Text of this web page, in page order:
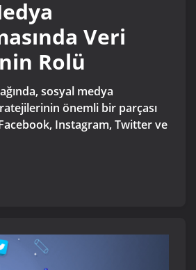
Veri
Rolü
sosyal medya
önemli bir parçası
Instagram, Twitter ve